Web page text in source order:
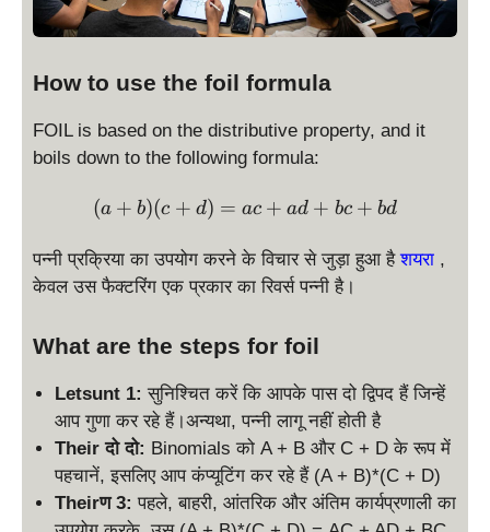
How to use the foil formula
FOIL is based on the distributive property, and it
boils down to the following formula:
\displaystyle
(a + b)(c + d) = ac + ad + bc + bd
पन्नी प्रक्रिया का उपयोग करने के विचार से जुड़ा हुआ हैशयरा ,
केवल उस फैक्टरिंग एक प्रकार का रिवर्स पन्नी है।
What are the steps for foil
Letsunt 1:सुनिश्चित करें कि आपके पास दो द्विपद हैं जिन्हें
आप गुणा कर रहे हैं।अन्यथा, पन्नी लागू नहीं होती है
Their दो दो: Binomials को A + B और C + D के रूप में
पहचानें, इसलिए आप कंप्यूटिंग कर रहे हैं (A + B)*(C + D)
Theirण 3:पहले, बाहरी, आंतरिक और अंतिम कार्यप्रणाली का